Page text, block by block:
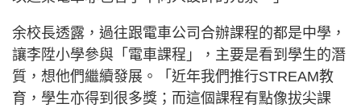
余校長透露，過往跟電車公司合辦課程的都是中學，
讓李陞小學參與「電車課程」，主要是看到學生的潛
質，想他們繼續發展。「近年我們推行STREAM教
育，學生亦得到很多獎；而這個課程有點像拔尖課